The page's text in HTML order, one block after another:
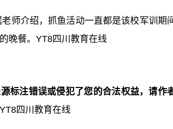
师介绍，抓鱼活动一直都是该校军训期
晚餐。YT8四川教育在线
标注错误或侵犯了您的合法权益，请作
YT8四川教育在线